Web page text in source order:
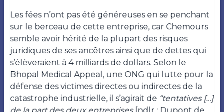
Les fées n’ont pas été généreuses en se penchant
sur le berceau de cette entreprise, car Chemours
semble avoir hérité de la plupart des risques
juridiques de ses ancêtres ainsi que de dettes qui
s’élèveraient à 4 milliards de dollars. Selon le
Bhopal Medical Appeal, une ONG qui lutte pour la
défense des victimes directes ou indirectes de la
catastrophe industrielle, il s’agirait de “tentatives […]